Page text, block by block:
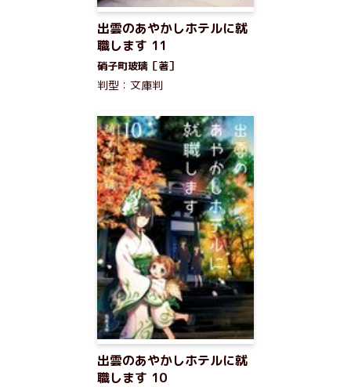
出雲のあやかしホテルに就
職します 11
硝子町玻璃［著］
判型：文庫判
出雲のあやかしホテルに就
職します 10